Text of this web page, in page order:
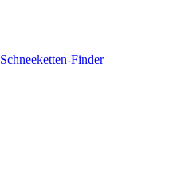
Schneeketten-Finder